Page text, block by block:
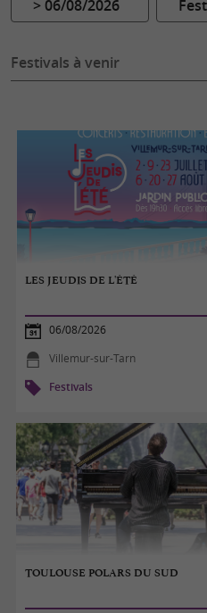
> 06/08/2026
Festivals à venir
LES JEUDIS DE L'ÉTÉ
06/08/2026
Villemur-sur-Tarn
Festivals
TOULOUSE POLARS DU SUD